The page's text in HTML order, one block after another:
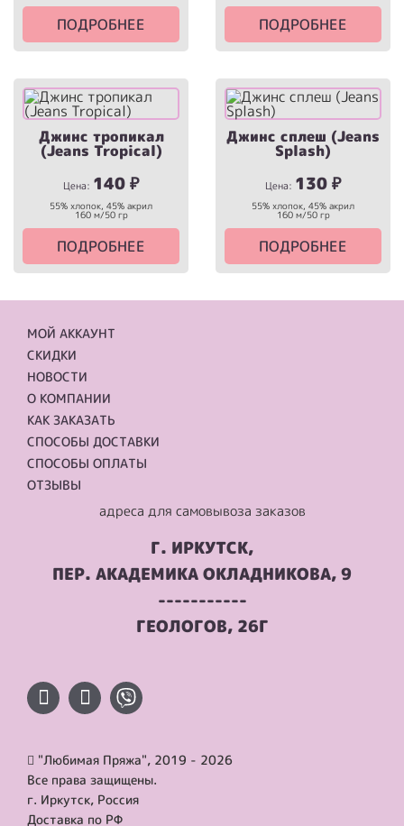
ПОДРОБНЕЕ ПОДРОБНЕЕ
Джинс тропикал
(Jeans Tropical)
Цена: 140 ₽
55% хлопок, 45% акрил
160 м/50 гр
ПОДРОБНЕЕ
Джинс сплеш (Jeans
Splash)
Цена: 130 ₽
55% хлопок, 45% акрил
160 м/50 гр
ПОДРОБНЕЕ
МОЙ АККАУНТ
СКИДКИ
НОВОСТИ
О КОМПАНИИ
КАК ЗАКАЗАТЬ
СПОСОБЫ ДОСТАВКИ
СПОСОБЫ ОПЛАТЫ
ОТЗЫВЫ
адреса для самовывоза заказов
Г. ИРКУТСК,
ПЕР. АКАДЕМИКА ОКЛАДНИКОВА, 9
-----------
ГЕОЛОГОВ, 26Г
"Любимая Пряжа", 2019 - 2026
Все права защищены.
г. Иркутск, Россия
Доставка по РФ